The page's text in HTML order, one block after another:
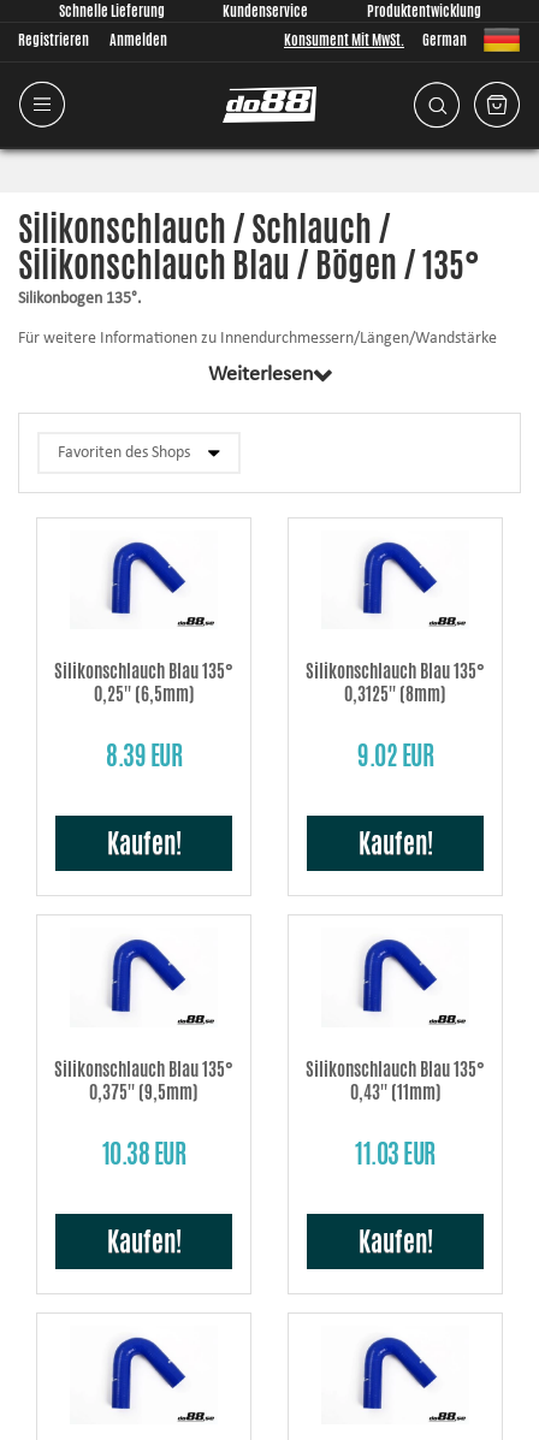
Schnelle Lieferung Kundenservice
Produktentwicklung
Registrieren
Anmelden Konsument Mit MwSt. German
Silikonschlauch / Schlauch /
Silikonschlauch Blau / Bögen / 135°
Silikonbogen 135°.
Für weitere Informationen zu Innendurchmessern/Längen/Wandstärke
usw. klicken Sie auf das entsprechende Produkt.
Weiterlesen
Silikonschlauch Blau 135°
0,25'' (6,5mm)
8.39 EUR
Kaufen!
Silikonschlauch Blau 135°
0,3125'' (8mm)
9.02 EUR
Kaufen!
Silikonschlauch Blau 135°
0,375'' (9,5mm)
10.38 EUR
Kaufen!
Silikonschlauch Blau 135°
0,43'' (11mm)
11.03 EUR
Kaufen!